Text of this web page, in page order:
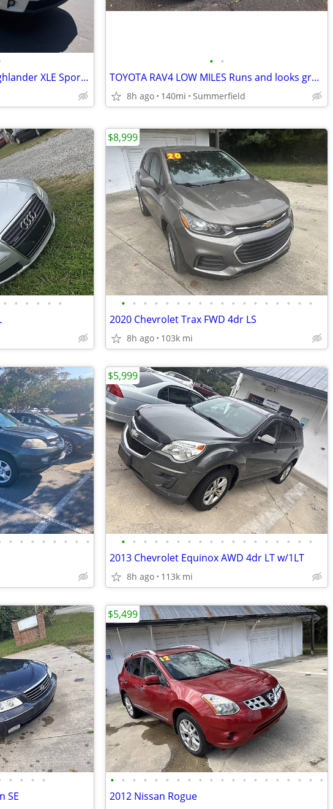
One Owner2019 Toyota Highlander XLE Sport Fully Serviced
• •
TOYOTA RAV4 LOW MILES Runs and looks great
8h ago 140mi Summerfield
• • • • • • • • • • • • • • • • • • • • • • • •
2020 Chevrolet Trax FWD 4dr LS
8h ago 103k mi
$8,999
• • • • • • • • • • • • • • • • • • • • • • • • • •
2013 Chevrolet Equinox AWD 4dr LT w/1LT
8h ago 113k mi
$5,999
• • • •
SE
• • • • • • • • • • • • • • • • • • • •
2012 Nissan Rogue
$5,499